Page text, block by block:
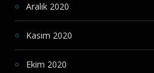
Aralık 2020
Kasım 2020
Ekim 2020